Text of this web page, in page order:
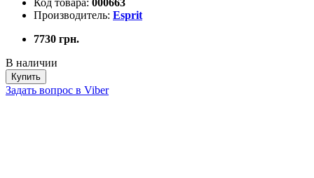
Код товара: 000663
Производитель: Esprit
7730 грн.
В наличии
Купить
Задать вопрос в Viber